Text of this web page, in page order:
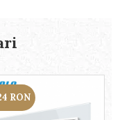
RON